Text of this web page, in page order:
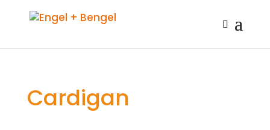
Cardigan